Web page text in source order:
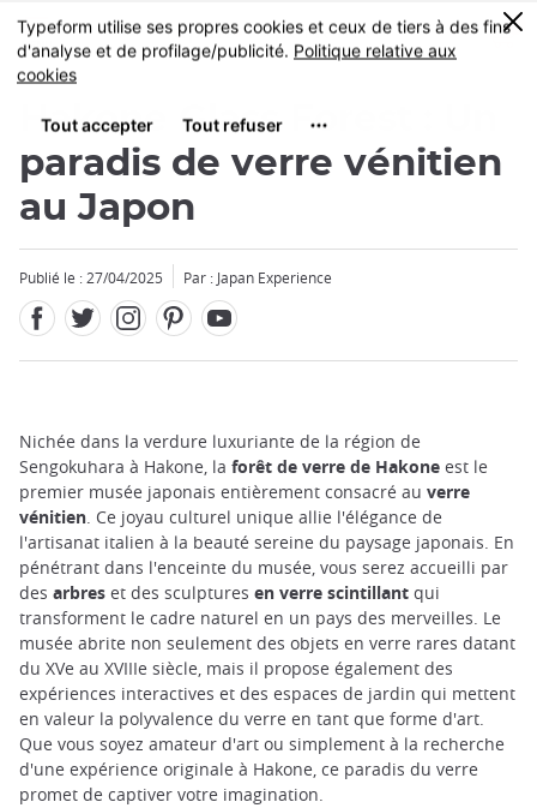
Skip
to
main
MENU
0
Hakone Glass Forest : Un
paradis de verre vénitien
au Japon
Publié le : 27/04/2025 Par : Japan Experience
Nichée dans la verdure luxuriante de la région de
Sengokuhara à Hakone, la forêt de verre de Hakone est le
premier musée japonais entièrement consacré au verre
vénitien. Ce joyau culturel unique allie l'élégance de
l'artisanat italien à la beauté sereine du paysage japonais. En
pénétrant dans l'enceinte du musée, vous serez accueilli par
des arbres et des sculptures en verre scintillant qui
transforment le cadre naturel en un pays des merveilles. Le
musée abrite non seulement des objets en verre rares datant
du XVe au XVIIIe siècle, mais il propose également des
expériences interactives et des espaces de jardin qui mettent
en valeur la polyvalence du verre en tant que forme d'art.
Que vous soyez amateur d'art ou simplement à la recherche
d'une expérience originale à Hakone, ce paradis du verre
promet de captiver votre imagination.